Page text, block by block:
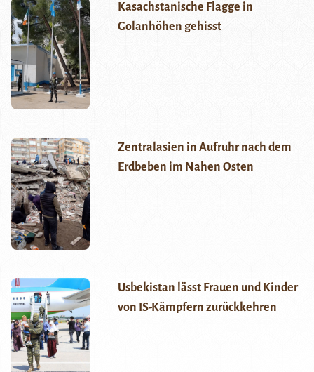
Kasachstanische Flagge in
Golanhöhen gehisst
Zentralasien in Aufruhr nach dem
Erdbeben im Nahen Osten
Usbekistan lässt Frauen und Kinder
von IS-Kämpfern zurückkehren